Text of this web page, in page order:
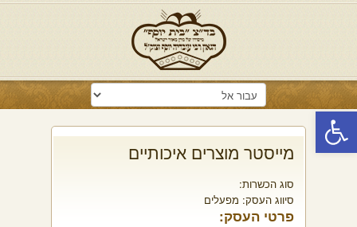
פתח סרגל נגישות
מייסטר מוצרים איכותיים
סוג הכשרות:
סיווג העסק: מפעלים
פרטי העסק: